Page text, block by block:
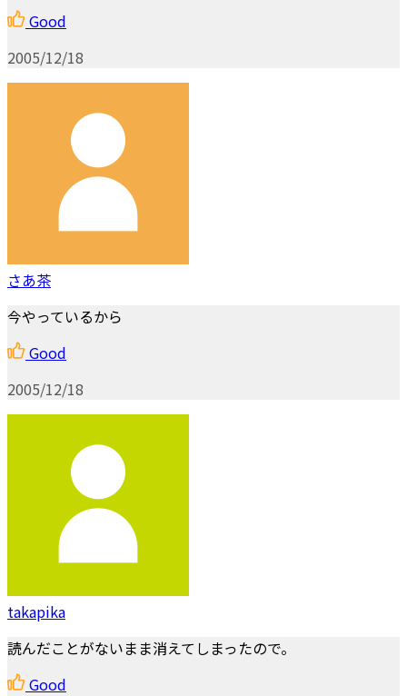
Good
2005/12/18
さあ茶
今やっているから
Good
2005/12/18
takapika
読んだことがないまま消えてしまったので。
Good